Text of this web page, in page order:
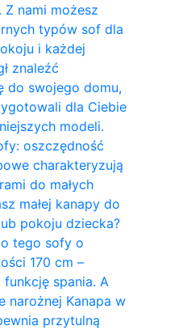
nami możesz
typów sof dla
i każdej
znaleźć
do swojego domu,
dla Ciebie
modeli.
oszczędność
charakteryzują
do małych
małej kanapy do
pokoju dziecka?
tego sofy o
170 cm –
funkcję spania. A
narożnej Kanapa w
przytulną